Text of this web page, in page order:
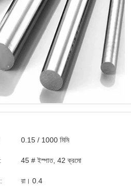
0.15 / 1000 মিমি
45 # ইস্পাত, 42 ক্রমো
রা। 0.4